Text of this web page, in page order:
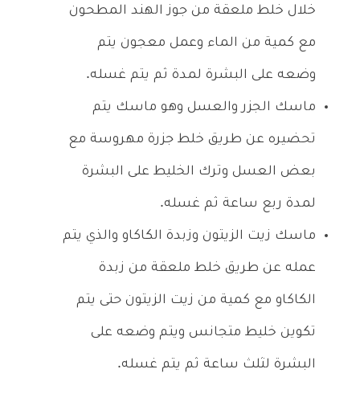
خلال خلط ملعقة من جوز الهند المطحون
مع كمية من الماء وعمل معجون يتم
وضعه على البشرة لمدة ثم يتم غسله.
ماسك الجزر والعسل وهو ماسك يتم
تحضيره عن طريق خلط جزرة مهروسة مع
بعض العسل وترك الخليط على البشرة
لمدة ربع ساعة ثم غسله.
ماسك زيت الزيتون وزبدة الكاكاو والذي يتم
عمله عن طريق خلط ملعقة من زبدة
الكاكاو مع كمية من زيت الزيتون حتى يتم
تكوين خليط متجانس ويتم وضعه على
البشرة لثلث ساعة ثم يتم غسله.